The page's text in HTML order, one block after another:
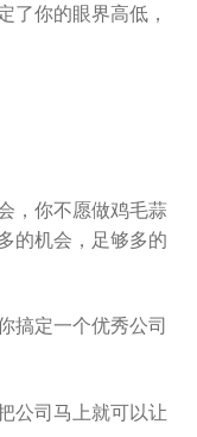
了你的眼界高低，
，你不愿做鸡毛蒜
的机会，足够多的
搞定一个优秀公司
公司马上就可以让